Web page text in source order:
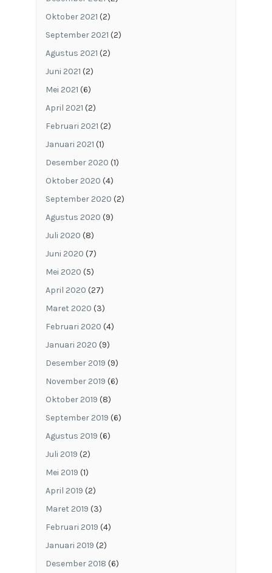
Oktober 2021 (2)
September 2021 (2)
Agustus 2021 (2)
Juni 2021 (2)
Mei 2021 (6)
April 2021 (2)
Februari 2021 (2)
Januari 2021 (1)
Desember 2020 (1)
Oktober 2020 (4)
September 2020 (2)
Agustus 2020 (9)
Juli 2020 (8)
Juni 2020 (7)
Mei 2020 (5)
April 2020 (27)
Maret 2020 (3)
Februari 2020 (4)
Januari 2020 (9)
Desember 2019 (9)
November 2019 (6)
Oktober 2019 (8)
September 2019 (6)
Agustus 2019 (6)
Juli 2019 (2)
Mei 2019 (1)
April 2019 (2)
Maret 2019 (3)
Februari 2019 (4)
Januari 2019 (2)
Desember 2018 (6)